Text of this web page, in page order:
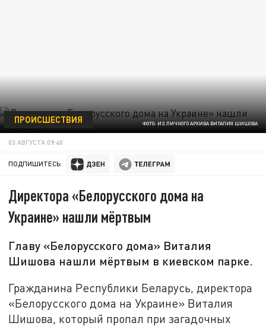
ФОТО: ИЗ ЛИЧНОГО АРХИВА ВИТАЛИЯ ШИШОВА
ПРОИСШЕСТВИЯ
03 АВГУСТА 09:40
ПОДПИШИТЕСЬ:
Директора «Белорусского дома на
Украине» нашли мёртвым
Главу «Белорусского дома» Виталия
Шишова нашли мёртвым в киевском парке.
Гражданина Республики Беларусь, директора
«Белорусского дома на Украине» Виталия
Шишова, который пропал при загадочных